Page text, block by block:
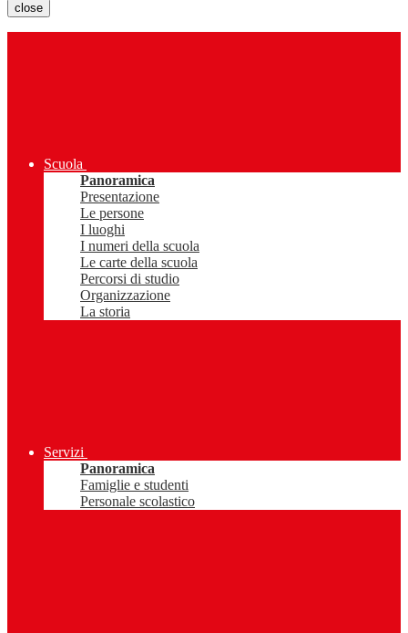
close
Scuola
Panoramica
Presentazione
Le persone
I luoghi
I numeri della scuola
Le carte della scuola
Percorsi di studio
Organizzazione
La storia
Servizi
Panoramica
Famiglie e studenti
Personale scolastico